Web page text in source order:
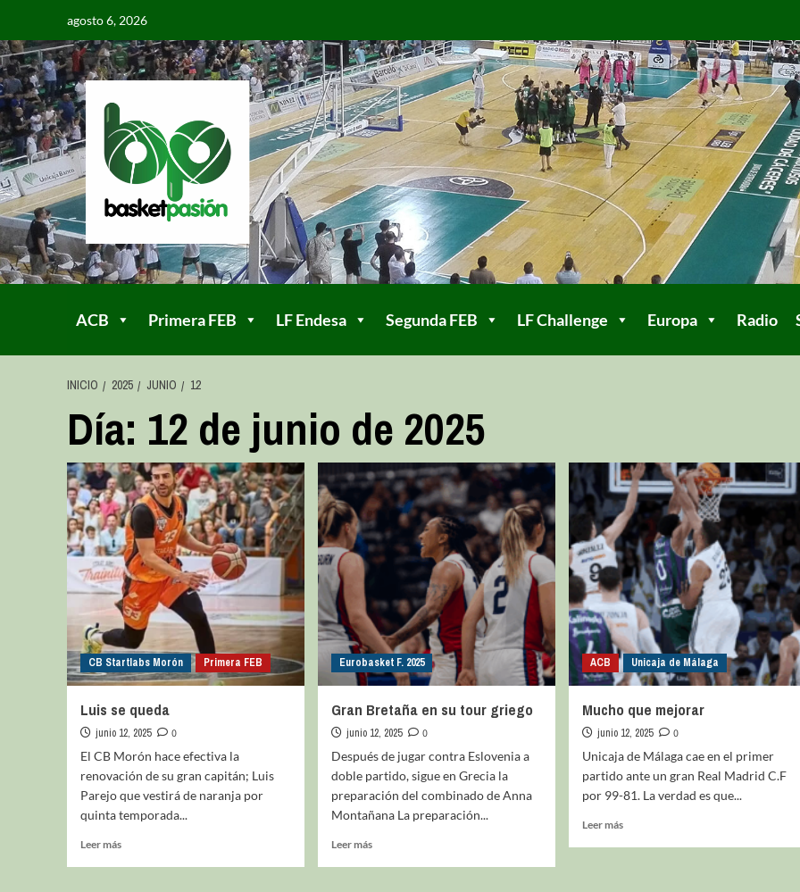
agosto 6, 2026
ACB Primera FEB LF Endesa Segunda FEB LF Challenge Europa Radio
INICIO 2025 JUNIO 12
Día: 12 de junio de 2025
CB Startlabs Morón Primera FEB
Luis se queda
junio 12, 2025
0
El CB Morón hace efectiva la
renovación de su gran capitán; Luis
Parejo que vestirá de naranja por
quinta temporada...
Leer más
Eurobasket F. 2025
Gran Bretaña en su tour griego
junio 12, 2025
0
Después de jugar contra Eslovenia a
doble partido, sigue en Grecia la
preparación del combinado de Anna
Montañana La preparación...
Leer más
ACB Unicaja de Málaga
Mucho que mejorar
junio 12, 2025
0
Unicaja de Málaga cae en el primer
partido ante un gran Real Madrid C.F
por 99-81. La verdad es que...
Leer más